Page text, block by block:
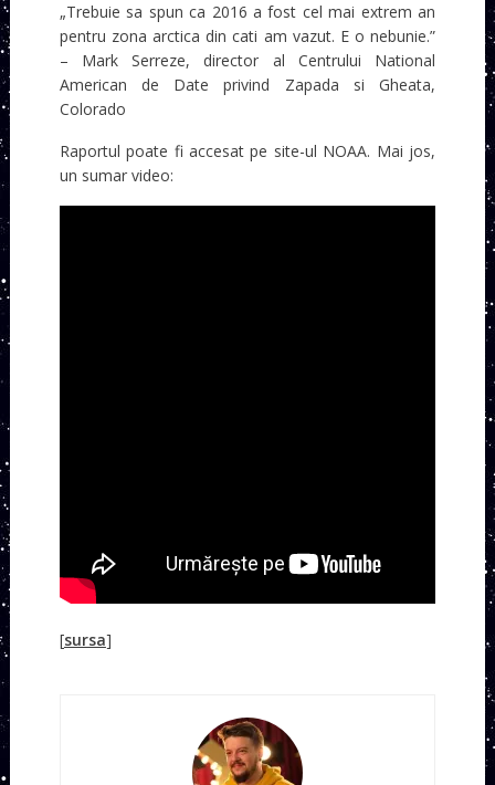
„Trebuie sa spun ca 2016 a fost cel mai extrem an
pentru zona arctica din cati am vazut. E o nebunie.”
– Mark Serreze, director al Centrului National
American de Date privind Zapada si Gheata,
Colorado
Raportul poate fi accesat pe site-ul NOAA. Mai jos,
un sumar video:
[sursa]